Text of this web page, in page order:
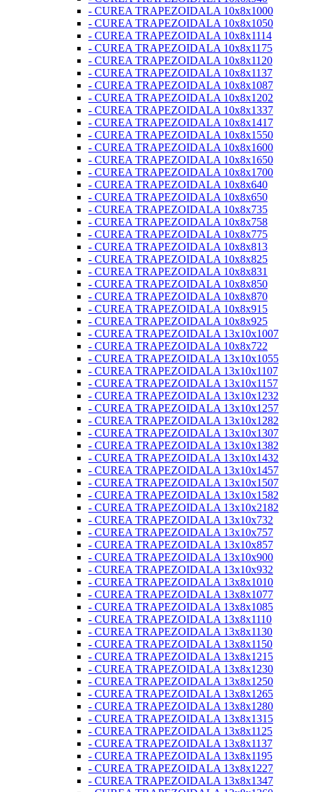
- CUREA TRAPEZOIDALA 10x8x1000
- CUREA TRAPEZOIDALA 10x8x1050
- CUREA TRAPEZOIDALA 10x8x1114
- CUREA TRAPEZOIDALA 10x8x1175
- CUREA TRAPEZOIDALA 10x8x1120
- CUREA TRAPEZOIDALA 10x8x1137
- CUREA TRAPEZOIDALA 10x8x1087
- CUREA TRAPEZOIDALA 10x8x1202
- CUREA TRAPEZOIDALA 10x8x1337
- CUREA TRAPEZOIDALA 10x8x1417
- CUREA TRAPEZOIDALA 10x8x1550
- CUREA TRAPEZOIDALA 10x8x1600
- CUREA TRAPEZOIDALA 10x8x1650
- CUREA TRAPEZOIDALA 10x8x1700
- CUREA TRAPEZOIDALA 10x8x640
- CUREA TRAPEZOIDALA 10x8x650
- CUREA TRAPEZOIDALA 10x8x735
- CUREA TRAPEZOIDALA 10x8x758
- CUREA TRAPEZOIDALA 10x8x775
- CUREA TRAPEZOIDALA 10x8x813
- CUREA TRAPEZOIDALA 10x8x825
- CUREA TRAPEZOIDALA 10x8x831
- CUREA TRAPEZOIDALA 10x8x850
- CUREA TRAPEZOIDALA 10x8x870
- CUREA TRAPEZOIDALA 10x8x915
- CUREA TRAPEZOIDALA 10x8x925
- CUREA TRAPEZOIDALA 13x10x1007
- CUREA TRAPEZOIDALA 10x8x722
- CUREA TRAPEZOIDALA 13x10x1055
- CUREA TRAPEZOIDALA 13x10x1107
- CUREA TRAPEZOIDALA 13x10x1157
- CUREA TRAPEZOIDALA 13x10x1232
- CUREA TRAPEZOIDALA 13x10x1257
- CUREA TRAPEZOIDALA 13x10x1282
- CUREA TRAPEZOIDALA 13x10x1307
- CUREA TRAPEZOIDALA 13x10x1382
- CUREA TRAPEZOIDALA 13x10x1432
- CUREA TRAPEZOIDALA 13x10x1457
- CUREA TRAPEZOIDALA 13x10x1507
- CUREA TRAPEZOIDALA 13x10x1582
- CUREA TRAPEZOIDALA 13x10x2182
- CUREA TRAPEZOIDALA 13x10x732
- CUREA TRAPEZOIDALA 13x10x757
- CUREA TRAPEZOIDALA 13x10x857
- CUREA TRAPEZOIDALA 13x10x900
- CUREA TRAPEZOIDALA 13x10x932
- CUREA TRAPEZOIDALA 13x8x1010
- CUREA TRAPEZOIDALA 13x8x1077
- CUREA TRAPEZOIDALA 13x8x1085
- CUREA TRAPEZOIDALA 13x8x1110
- CUREA TRAPEZOIDALA 13x8x1130
- CUREA TRAPEZOIDALA 13x8x1150
- CUREA TRAPEZOIDALA 13x8x1215
- CUREA TRAPEZOIDALA 13x8x1230
- CUREA TRAPEZOIDALA 13x8x1250
- CUREA TRAPEZOIDALA 13x8x1265
- CUREA TRAPEZOIDALA 13x8x1280
- CUREA TRAPEZOIDALA 13x8x1315
- CUREA TRAPEZOIDALA 13x8x1125
- CUREA TRAPEZOIDALA 13x8x1137
- CUREA TRAPEZOIDALA 13x8x1195
- CUREA TRAPEZOIDALA 13x8x1227
- CUREA TRAPEZOIDALA 13x8x1347